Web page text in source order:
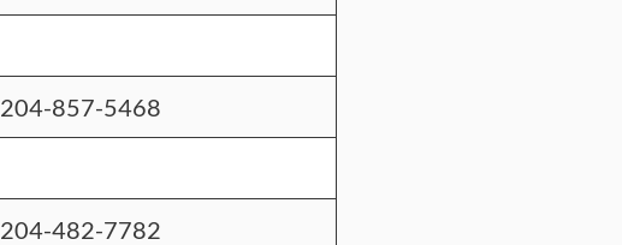
204-857-5468
204-482-7782